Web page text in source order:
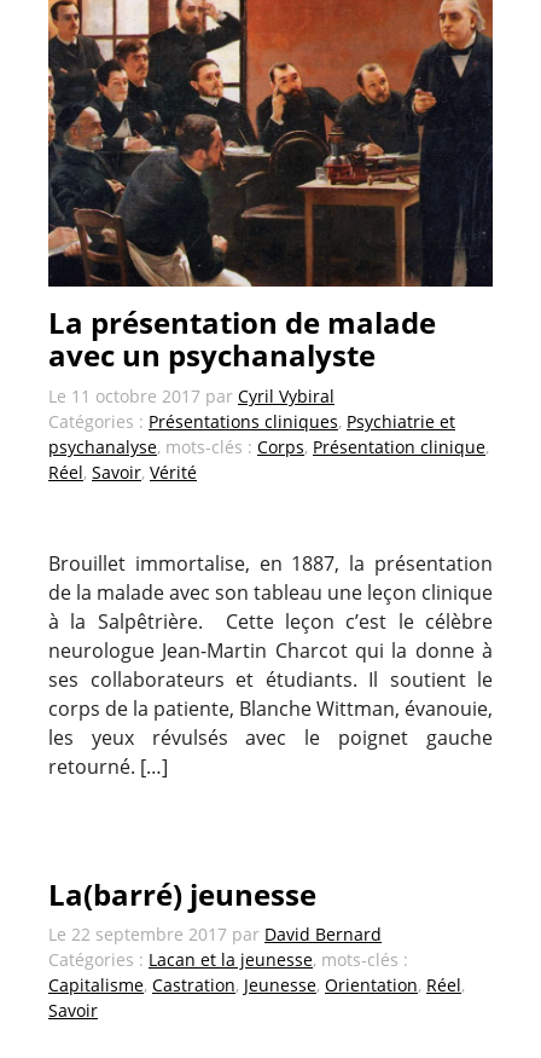
La présentation de malade
avec un psychanalyste
Le 11 octobre 2017 par Cyril Vybiral
Catégories : Présentations cliniques, Psychiatrie et
psychanalyse, mots-clés : Corps, Présentation clinique,
Réel, Savoir, Vérité
Brouillet immortalise, en 1887, la présentation
de la malade avec son tableau une leçon clinique
à la Salpêtrière. Cette leçon c’est le célèbre
neurologue Jean-Martin Charcot qui la donne à
ses collaborateurs et étudiants. Il soutient le
corps de la patiente, Blanche Wittman, évanouie,
les yeux révulsés avec le poignet gauche
retourné. […]
La(barré) jeunesse
Le 22 septembre 2017 par David Bernard
Catégories : Lacan et la jeunesse, mots-clés :
Capitalisme, Castration, Jeunesse, Orientation, Réel,
Savoir